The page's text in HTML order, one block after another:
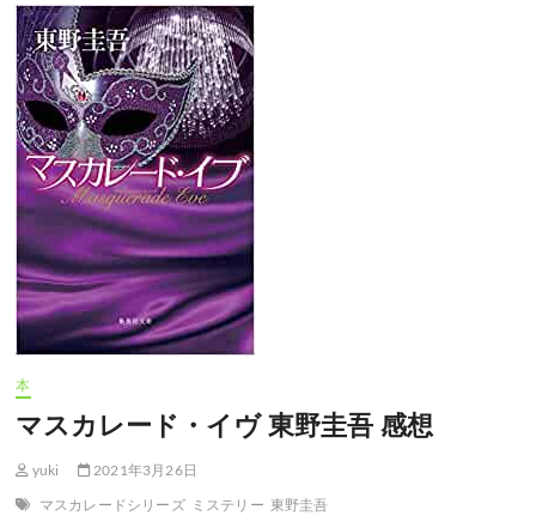
メ】
コ
ウ
ペ
ン
ち
ゃ
ん
と
万
華
鏡
／
BAR
ア
デ
リ
ウ
ペ
ン
ゃ
本
マスカレード・イヴ 東野圭吾 感想
yuki
2021年3月26日
マスカレードシリーズ ミステリー 東野圭吾